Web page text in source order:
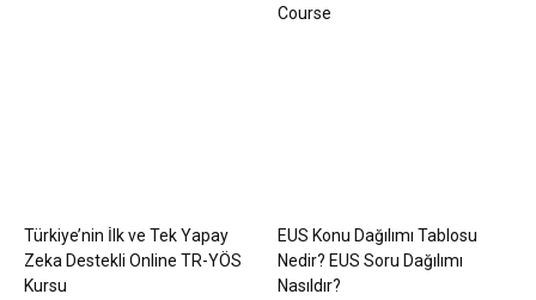
Course
Türkiye’nin İlk ve Tek Yapay
Zeka Destekli Online TR-YÖS
Kursu
EUS Konu Dağılımı Tablosu
Nedir? EUS Soru Dağılımı
Nasıldır?